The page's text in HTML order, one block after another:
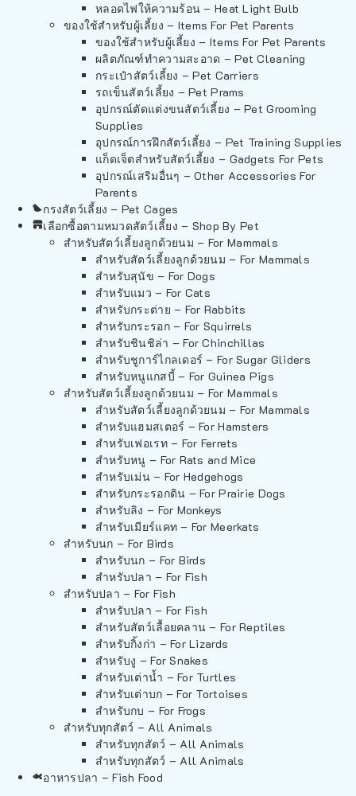
หลอดไฟให้ความร้อน – Heat Light Bulb
ของใช้สำหรับผู้เลี้ยง – Items For Pet Parents
ของใช้สำหรับผู้เลี้ยง – Items For Pet Parents
ผลิตภัณฑ์ทำความสะอาด – Pet Cleaning
กระเป๋าสัตว์เลี้ยง – Pet Carriers
รถเข็นสัตว์เลี้ยง – Pet Prams
อุปกรณ์ตัดแต่งขนสัตว์เลี้ยง – Pet Grooming
Supplies
อุปกรณ์การฝึกสัตว์เลี้ยง – Pet Training Supplies
แก็ดเจ็ตสำหรับสัตว์เลี้ยง – Gadgets For Pets
อุปกรณ์เสริมอื่นๆ – Other Accessories For
Parents
กรงสัตว์เลี้ยง – Pet Cages
เลือกซื้อตามหมวดสัตว์เลี้ยง – Shop By Pet
สำหรับสัตว์เลี้ยงลูกด้วยนม – For Mammals
สำหรับสัตว์เลี้ยงลูกด้วยนม – For Mammals
สำหรับสุนัข – For Dogs
สำหรับแมว – For Cats
สำหรับกระต่าย – For Rabbits
สำหรับกระรอก – For Squirrels
สำหรับชินชิล่า – For Chinchillas
สำหรับชูการ์ไกลเดอร์ – For Sugar Gliders
สำหรับหนูแกสบี้ – For Guinea Pigs
สำหรับสัตว์เลี้ยงลูกด้วยนม – For Mammals
สำหรับสัตว์เลี้ยงลูกด้วยนม – For Mammals
สำหรับแฮมสเตอร์ – For Hamsters
สำหรับเฟอเรท – For Ferrets
สำหรับหนู – For Rats and Mice
สำหรับเม่น – For Hedgehogs
สำหรับกระรอกดิน – For Prairie Dogs
สำหรับลิง – For Monkeys
สำหรับเมียร์แคท – For Meerkats
สำหรับนก – For Birds
สำหรับนก – For Birds
สำหรับปลา – For Fish
สำหรับปลา – For Fish
สำหรับปลา – For Fish
สำหรับสัตว์เลื้อยคลาน – For Reptiles
สำหรับกิ้งก่า – For Lizards
สำหรับงู – For Snakes
สำหรับเต่าน้ำ – For Turtles
สำหรับเต่าบก – For Tortoises
สำหรับกบ – For Frogs
สำหรับทุกสัตว์ – All Animals
สำหรับทุกสัตว์ – All Animals
สำหรับทุกสัตว์ – All Animals
อาหารปลา – Fish Food